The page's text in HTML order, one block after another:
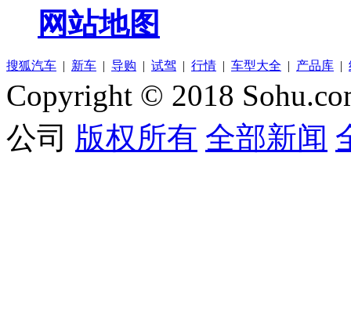
网站地图
搜狐汽车 | 新车 | 导购 | 试驾 | 行情 | 车型大全 | 产品库 |
Copyright © 2018
公司 版权所有 全部新闻